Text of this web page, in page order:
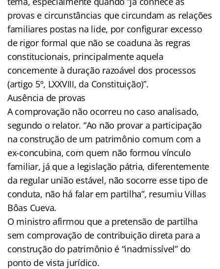
provas e circunstâncias que circundam as relações
familiares postas na lide, por configurar excesso
de rigor formal que não se coaduna às regras
constitucionais, principalmente aquela
concernente à duração razoável dos processos
(artigo 5º, LXXVIII, da Constituição)”.
Ausência de provas
A comprovação não ocorreu no caso analisado,
segundo o relator. “Ao não provar a participação
na construção de um patrimônio comum com a
ex-concubina, com quem não formou vínculo
familiar, já que a legislação pátria, diferentemente
da regular união estável, não socorre esse tipo de
conduta, não há falar em partilha”, resumiu Villas
Bôas Cueva.
O ministro afirmou que a pretensão de partilha
sem comprovação de contribuição direta para a
construção do patrimônio é “inadmissível” do
ponto de vista jurídico.